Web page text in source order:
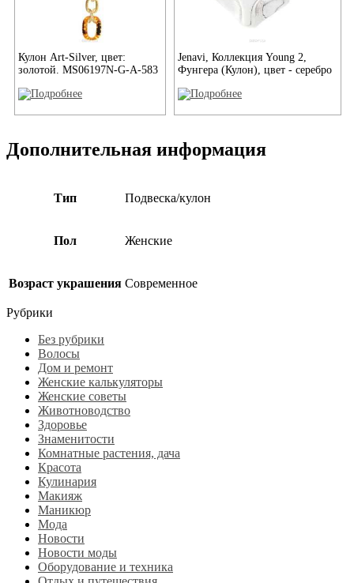
Кулон Art-Silver, цвет:
золотой. MS06197N-G-A-583
Jenavi, Коллекция Young 2,
Фунгера (Кулон), цвет - серебро
Дополнительная информация
Тип Подвеска/кулон
Пол Женские
Возраст украшения Современное
Рубрики
Без рубрики
Волосы
Дом и ремонт
Женские калькуляторы
Женские советы
Животноводство
Здоровье
Знаменитости
Комнатные растения, дача
Красота
Кулинария
Макияж
Маникюр
Мода
Новости
Новости моды
Оборудование и техника